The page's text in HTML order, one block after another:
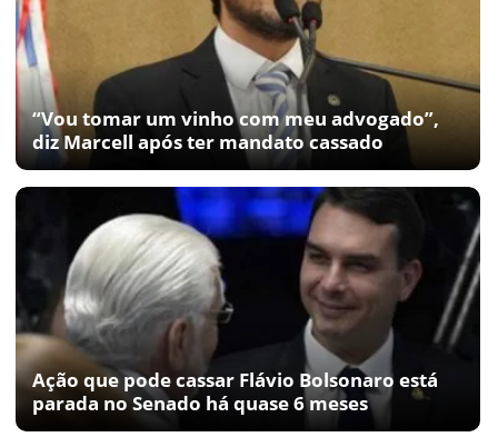
“Vou tomar um vinho com meu advogado”,
diz Marcell após ter mandato cassado
Ação que pode cassar Flávio Bolsonaro está
parada no Senado há quase 6 meses